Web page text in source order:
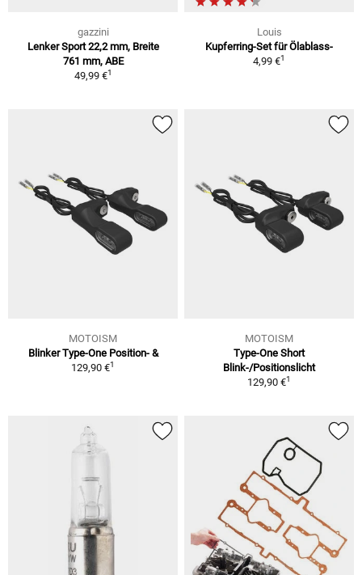
gazzini
Lenker Sport 22,2 mm, Breite
761 mm, ABE
49,99 €1
Louis
Kupferring-Set für Ölablass-
4,99 €1
MOTOISM
Blinker Type-One Position- &
129,90 €1
MOTOISM
Type-One Short
Blink-/Positionslicht
129,90 €1